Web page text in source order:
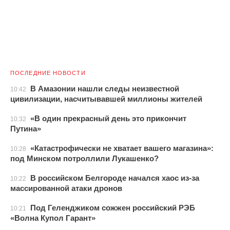
ПОСЛЕДНИЕ НОВОСТИ
10:42
В Амазонии нашли следы неизвестной
цивилизации, насчитывавшей миллионы жителей
10:32
«В один прекрасный день это прикончит
Путина»
10:28
«Катастрофически не хватает вашего магазина»:
под Минском потроллили Лукашенко?
10:22
В российском Белгороде начался хаос из-за
массированной атаки дронов
10:21
Под Геленджиком сожжен российский РЭБ
«Волна Купол Гарант»